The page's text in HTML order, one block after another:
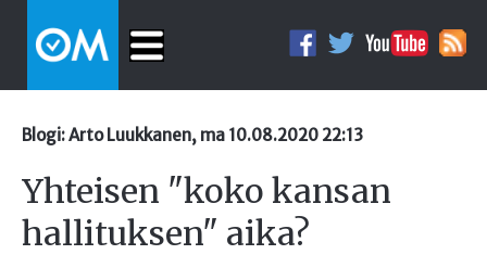
Blogi: Arto Luukkanen, ma 10.08.2020 22:13
Yhteisen "koko kansan
hallituksen" aika?